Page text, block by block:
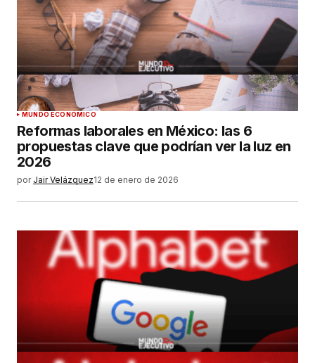
MUNDO ECONÓMICO
Reformas laborales en México: las 6
propuestas clave que podrían ver la luz en
2026
por Jair Velázquez12 de enero de 2026